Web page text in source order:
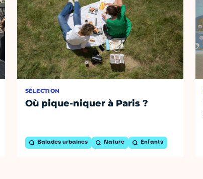
SÉLECTION
Où pique-niquer à Paris ?
Balades urbaines Nature Enfants